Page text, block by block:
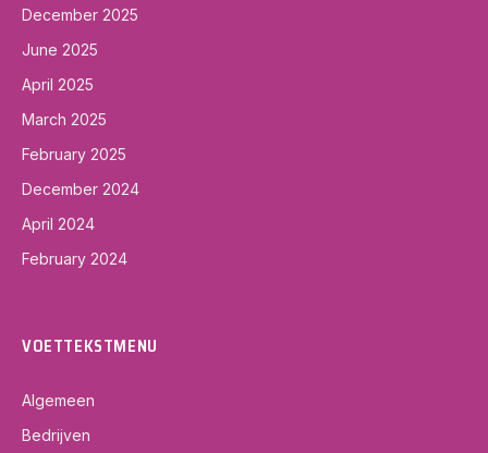
December 2025
June 2025
April 2025
March 2025
February 2025
December 2024
April 2024
February 2024
VOETTEKSTMENU
Algemeen
Bedrijven